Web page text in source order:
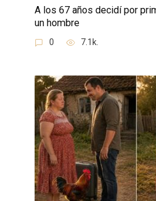
A los 67 años decidí por
un hombre
0 7.1k.